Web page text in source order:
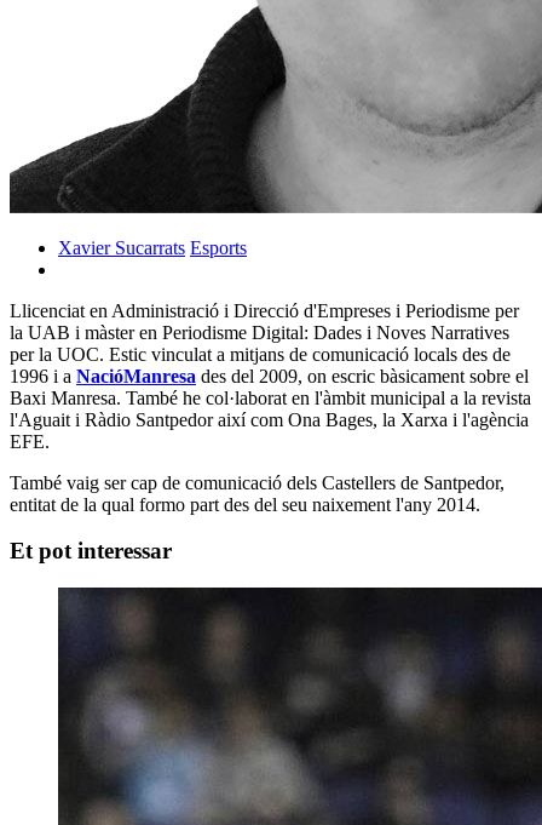
Xavier Sucarrats Esports
Llicenciat en Administració i Direcció d'Empreses i Periodisme per
la UAB i màster en Periodisme Digital: Dades i Noves Narratives
per la UOC. Estic vinculat a mitjans de comunicació locals des de
1996 i a NacióManresa des del 2009, on escric bàsicament sobre el
Baxi Manresa. També he col·laborat en l'àmbit municipal a la revista
l'Aguait i Ràdio Santpedor així com Ona Bages, la Xarxa i l'agència
EFE.
També vaig ser cap de comunicació dels Castellers de Santpedor,
entitat de la qual formo part des del seu naixement l'any 2014.
Et pot interessar